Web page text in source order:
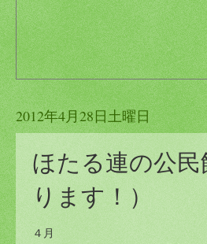
2012年4月28日土曜日
ほたる連の公
ります！）
４月